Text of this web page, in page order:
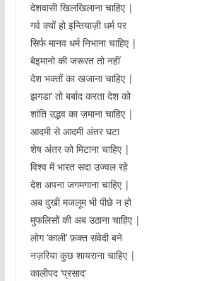
देशवासी खिलखिलाना चाहिए |
गर्व क्यों हो इन्तियाज़ी धर्म पर
सिर्फ मानव धर्म निभाना चाहिए |
बेइमानो की जरूरत तो नहीं
देश भक्तों का खजाना चाहिए |
झगडा’ तो बर्बाद करता देश को
शांति उद्भव का ज़माना चाहिए |
आदमी से आदमी अंतर घटा
शेष अंतर को मिटाना चाहिए |
विश्व में भारत सदा उज्वल रहे
देश अपना जगमगाना चाहिए |
अब दुखी मजलूम भी पीछे न हो
मुफलिसों की अब उठाना चाहिए |
लोग ‘काली’ फ़क्त संवेदी बने
नज़रिया कुछ शायराना चाहिए |
कालीपद ‘प्रसाद’